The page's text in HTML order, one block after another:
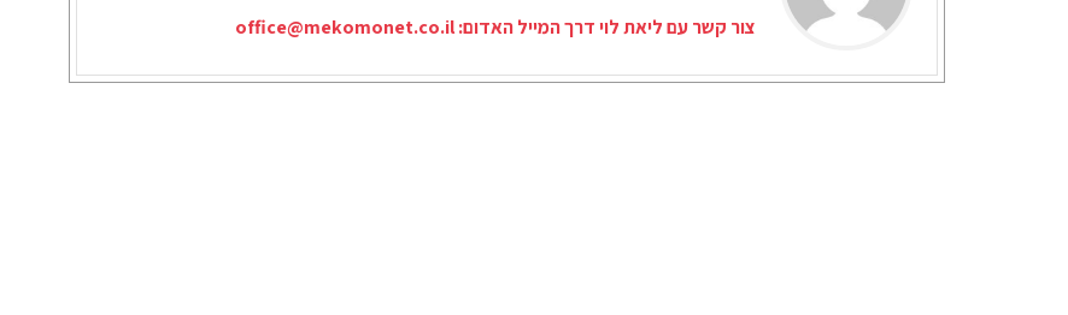
צור קשר עם ליאת לוי דרך המייל האדום:office@mekomonet.co.il